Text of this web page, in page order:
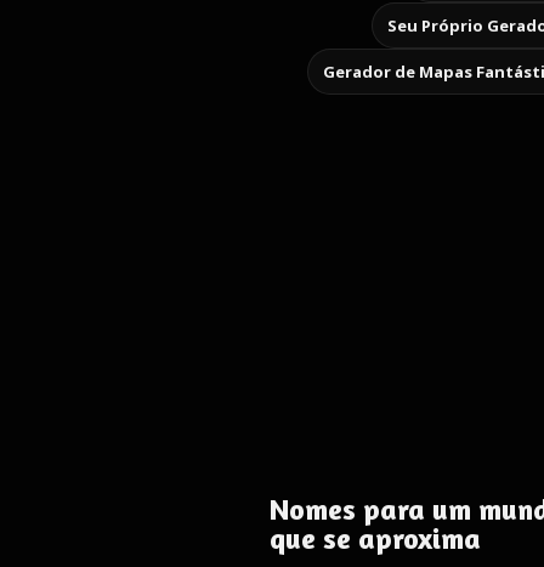
Seu Próprio
Gerador de Mapas
Nomes para um
que se aproxima